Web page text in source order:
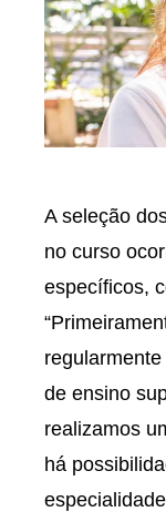
A seleção
no curso
específicos,
de ensino
realizamos
há